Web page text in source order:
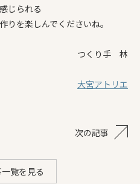
じられる
りを楽しんでくださいね。
つくり手 林
大宮アトリエ
次の記事
覧を見る